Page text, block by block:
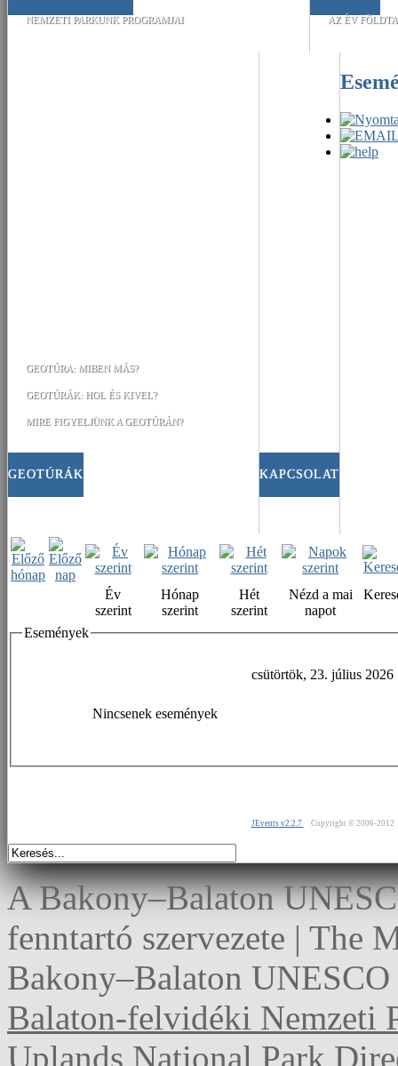
NEMZETI PARKUNK PROGRAMJAI AZ ÉV
GEOTÚRÁK
GEOTÚRA: MIBEN MÁS?
GEOTÚRÁK: HOL ÉS KIVEL?
MIRE FIGYELJÜNK A GEOTÚRÁN?
KAPCSOLAT
Év
szerint
Hónap
szerint
Hét
szerint
Nézd a mai
napot
Események
csütörtök, 23. július 2026
Nincsenek események
JEvents v2.2.7 Copyright © 2006-2012
A Bakony–Balaton
fenntartó szervezete | The
Bakony–Balaton
Balaton-felvidéki Nemzeti
Uplands National Park